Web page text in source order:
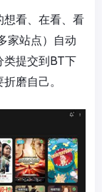
想看、在看、看
家站点）自动
类提交到BT下
磨自己。